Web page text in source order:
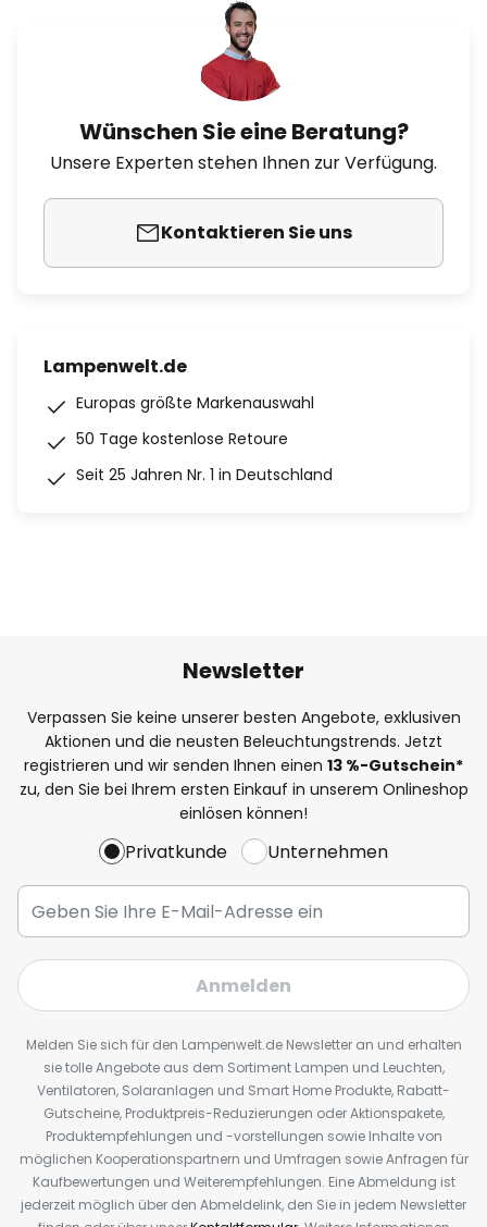
Wünschen Sie eine Beratung?
Unsere Experten stehen Ihnen zur Verfügung.
Kontaktieren Sie uns
Lampenwelt.de
Europas größte Markenauswahl
50 Tage kostenlose Retoure
Seit 25 Jahren Nr. 1 in Deutschland
Newsletter
Verpassen Sie keine unserer besten Angebote, exklusiven
Aktionen und die neusten Beleuchtungstrends. Jetzt
registrieren und wir senden Ihnen einen 13 %-Gutschein*
zu, den Sie bei Ihrem ersten Einkauf in unserem Onlineshop
einlösen können!
Privatkunde Unternehmen
Anmelden
Melden Sie sich für den Lampenwelt.de Newsletter an und erhalten
sie tolle Angebote aus dem Sortiment Lampen und Leuchten,
Ventilatoren, Solaranlagen und Smart Home Produkte, Rabatt-
Gutscheine, Produktpreis-Reduzierungen oder Aktionspakete,
Produktempfehlungen und -vorstellungen sowie Inhalte von
möglichen Kooperationspartnern und Umfragen sowie Anfragen für
Kaufbewertungen und Weiterempfehlungen. Eine Abmeldung ist
jederzeit möglich über den Abmeldelink, den Sie in jedem Newsletter